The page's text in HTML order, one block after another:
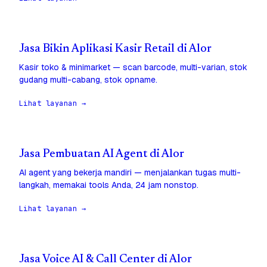
Jasa Bikin Aplikasi Kasir Retail di Alor
Kasir toko & minimarket — scan barcode, multi-varian, stok
gudang multi-cabang, stok opname.
Lihat layanan →
Jasa Pembuatan AI Agent di Alor
AI agent yang bekerja mandiri — menjalankan tugas multi-
langkah, memakai tools Anda, 24 jam nonstop.
Lihat layanan →
Jasa Voice AI & Call Center di Alor